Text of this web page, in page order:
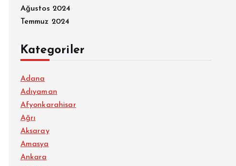
Ağustos 2024
Temmuz 2024
Kategoriler
Adana
Adıyaman
Afyonkarahisar
Ağrı
Aksaray
Amasya
Ankara